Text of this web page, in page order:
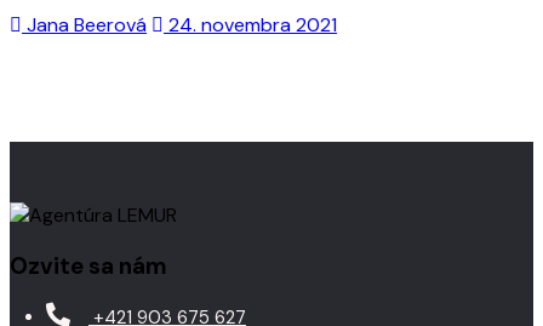
Jana Beerová 24. novembra 2021
Ozvite sa nám
+421 903 675 627